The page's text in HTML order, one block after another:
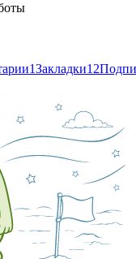
1Закладки12